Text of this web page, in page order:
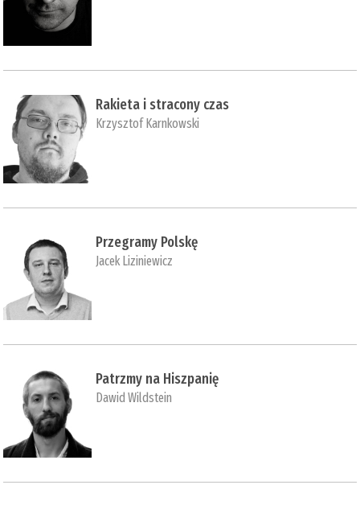
Rakieta i stracony czas
Krzysztof Karnkowski
Przegramy Polskę
Jacek Liziniewicz
Patrzmy na Hiszpanię
Dawid Wildstein